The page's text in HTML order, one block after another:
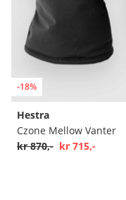
-18%
Hestra
Czone Mellow Vanter
kr 870,- kr 715,-